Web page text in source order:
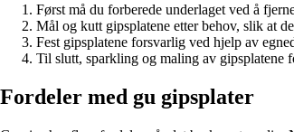
Først må du forberede underlaget ved å
Mål og kutt gipsplatene etter behov, slik at
Fest gipsplatene forsvarlig ved hjelp av
Til slutt, sparkling og maling av gipsplatene
Fordeler med gu gipsplater